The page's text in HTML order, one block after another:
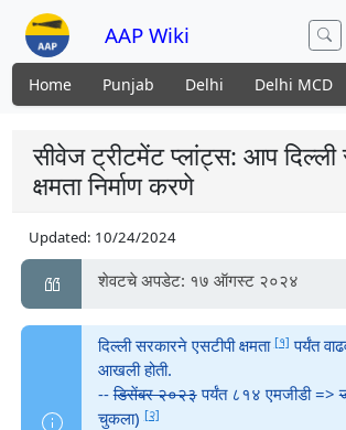
AAP Wiki
Home Punjab Delhi Delhi MCD
सीवेज ट्रीटमेंट प्लांट्स: आप दिल्ली
क्षमता निर्माण करणे
Updated: 10/24/2024
शेवटचे अपडेट: १७ ऑगस्ट २०२४
दिल्ली सरकारने एसटीपी क्षमता[१] पर्यंत
आखली होती.
--डिसेंबर २०२३पर्यंत ८१४ एमजीडी =>
चुकला)[२]